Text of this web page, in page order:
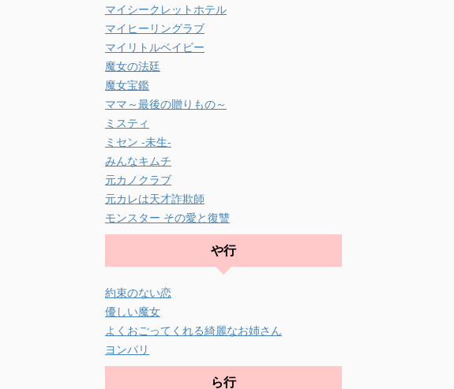
マイシークレットホテル
マイヒーリングラブ
マイリトルベイビー
魔女の法廷
魔女宝鑑
ママ～最後の贈りもの～
ミスティ
ミセン -未生-
みんなキムチ
元カノクラブ
元カレは天才詐欺師
モンスター その愛と復讐
や行
約束のない恋
優しい魔女
よくおごってくれる綺麗なお姉さん
ヨンパリ
ら行